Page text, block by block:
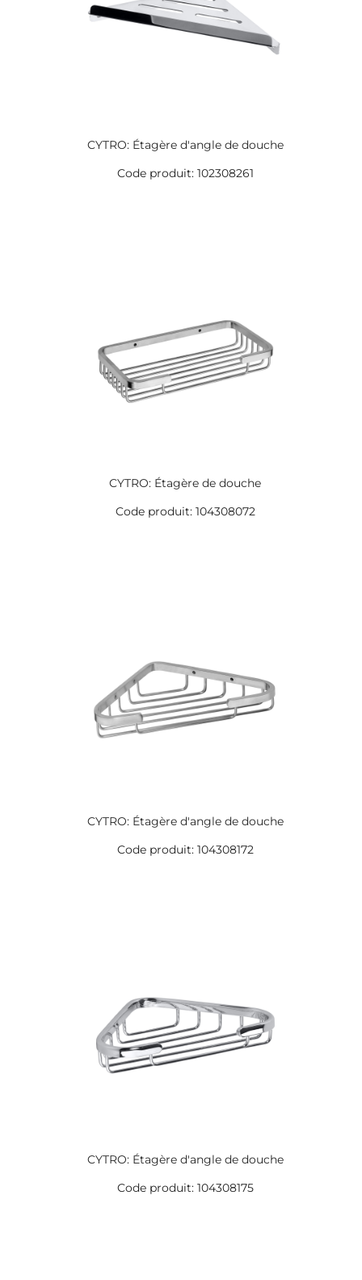
CYTRO: Étagère d'angle de douche
Code produit: 102308261
CYTRO: Étagère de douche
Code produit: 104308072
CYTRO: Étagère d'angle de douche
Code produit: 104308172
CYTRO: Étagère d'angle de douche
Code produit: 104308175